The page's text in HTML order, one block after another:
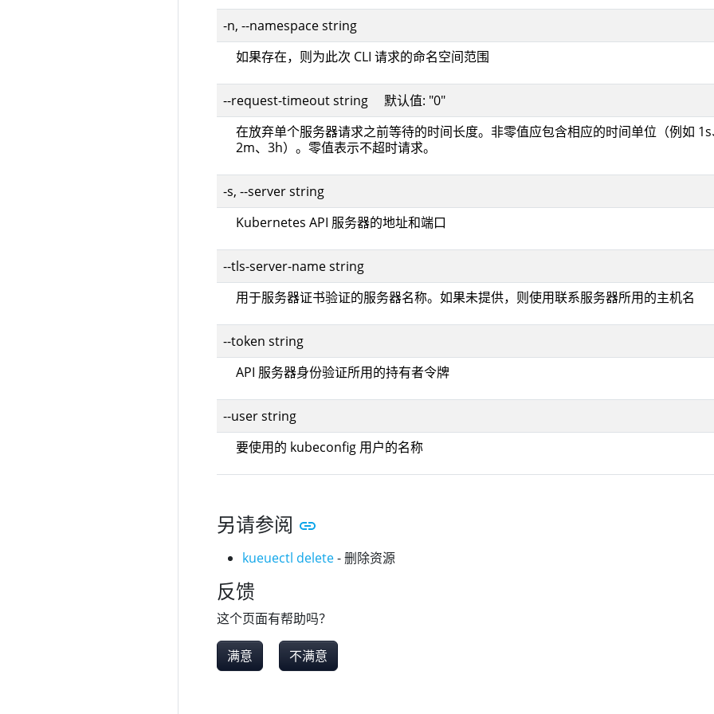
-n, --namespace string
如果存在，则为此次 CLI 请求的命名空间范围
--request-timeout string 默认值: "0"
在放弃单个服务器请求之前等待的时间长度。非零值应包含相应的时间单位（例如
2m、3h）。零值表示不超时请求。
-s, --server string
Kubernetes API 服务器的地址和端口
--tls-server-name string
用于服务器证书验证的服务器名称。如果未提供，则使用联系服务器所用的主机名
--token string
API 服务器身份验证所用的持有者令牌
--user string
要使用的 kubeconfig 用户的名称
另请参阅
kueuectl delete- 删除资源
反馈
这个页面有帮助吗？
满意 不满意